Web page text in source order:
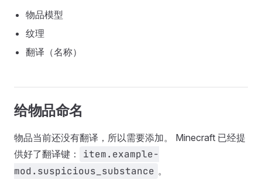
物品模型
纹理
翻译（名称）
给物品命名
物品当前还没有翻译，所以需要添加。 Minecraft 已经提
供好了翻译键：
item.example-
mod.suspicious_substance 。